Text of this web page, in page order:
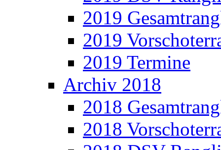
2019
2019
2019 Termine
Archiv 2018
2018
2018